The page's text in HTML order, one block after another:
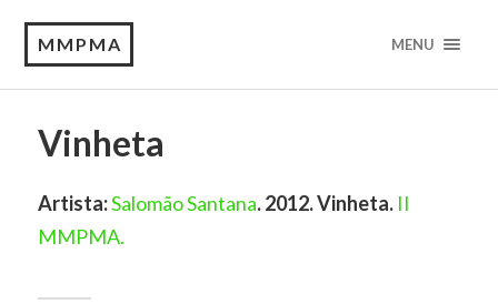
MMPMA MENU
Vinheta
Artista:Salomão Santana. 2012. Vinheta. II
MMPMA.